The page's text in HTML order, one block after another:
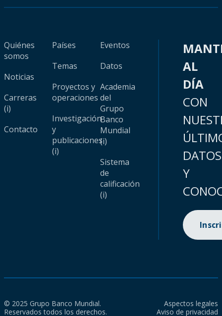
Quiénes
somos
Noticias
Carreras
(i)
Contacto
Países
Temas
Proyectos y
operaciones
Investigación
y
publicaciones
(i)
Eventos
Datos
Academia
del
Grupo
Banco
Mundial
(i)
Sistema
de
calificación
(i)
AL
DÍA
CON
DATOS
Y
© 2025 Grupo Banco Mundial.
Reservados todos los derechos.
Aspectos legales
Aviso de privacidad